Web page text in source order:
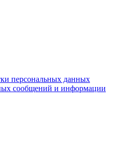
персональных данных
сообщений и информации